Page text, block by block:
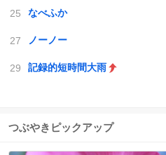
なべふか
ノーノー
記録的短時間大雨
つぶやきピックアップ